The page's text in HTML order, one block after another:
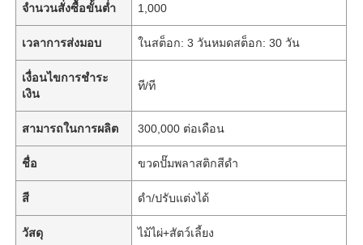
จำนวนสั่งซื้อขั้นต่ำ 1,000
เวลาการส่งมอบ ในสต็อก: 3 วันหมดสต็อก: 30 วัน
เงื่อนไขการชำระ
เงิน
ที/ที
สามารถในการผลิต 300,000 ต่อเดือน
ชื่อ ขวดปั๊มพลาสติกสีดำ
สี ดำ/ปรับแต่งได้
วัสดุ ไม้ไผ่+สัตว์เลี้ยง